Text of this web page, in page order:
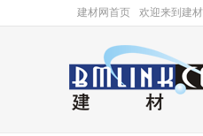
建材网首页 欢迎来到建